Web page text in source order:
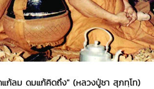
ก้ลม ดมแก้คิดถึง" (หลวงปู่ชา สุภทฺโท)